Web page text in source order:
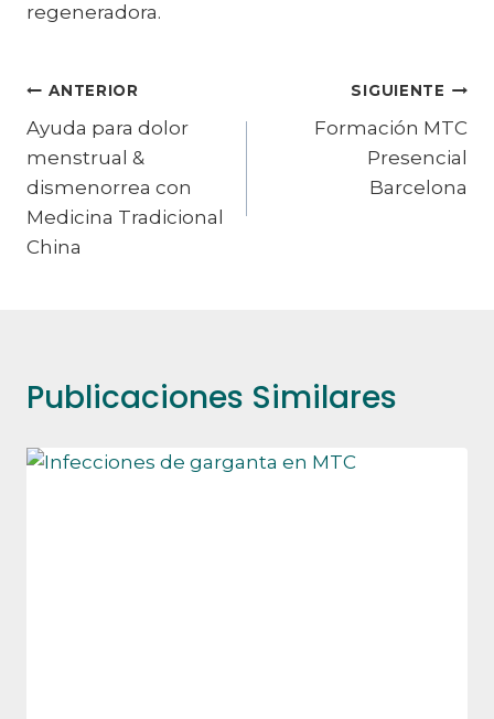
regeneradora.
Navegación
de
entradas
ANTERIOR
Ayuda para dolor
menstrual &
dismenorrea con
Medicina Tradicional
China
SIGUIENTE
Formación MTC
Presencial
Barcelona
Publicaciones Similares